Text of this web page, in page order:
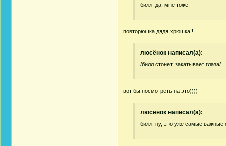
билл: да, мне тоже.
повторюшка дядя хрюшка!!
люсёнок написал(а):
/билл стонет, закатывает глаза/
вот бы посмотреть на это))))
люсёнок написал(а):
билл: ну, это уже самые важные